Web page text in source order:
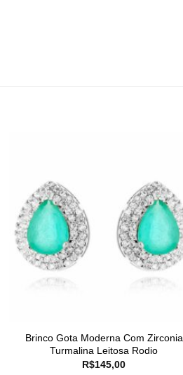
Brinco Gota Moderna Com Zirconia
Turmalina Leitosa Rodio
R$145,00